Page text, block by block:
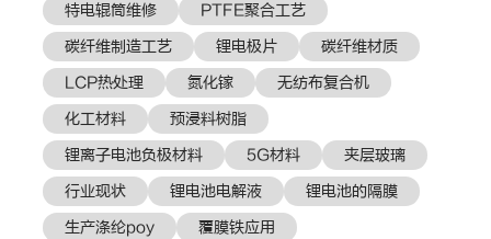
特电辊筒维修
PTFE聚合工艺
碳纤维制造工艺
锂电极片
碳纤维材质
LCP热处理
氮化镓
无纺布复合机
化工材料
预浸料树脂
锂离子电池负极材料
5G材料
夹层玻璃
行业现状
锂电池电解液
锂电池的隔膜
生产涤纶poy
覆膜铁应用